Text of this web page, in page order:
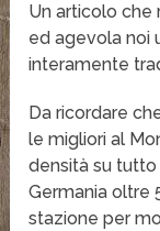
Un articolo che
ed agevola noi
interamente
Da ricordare
le migliori al
densità su tutto
Germania oltre
stazione per